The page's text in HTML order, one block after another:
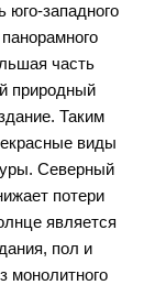
юго-западного
часть
природный
Таким
виды
Северный
потери
является
пол и
монолитного